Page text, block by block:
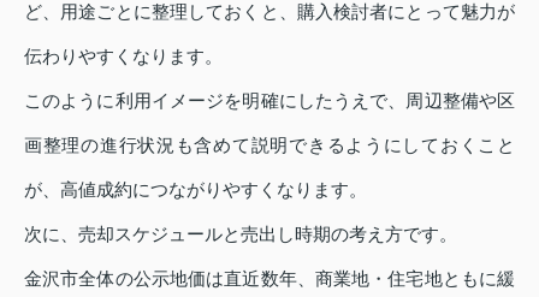
ど、用途ごとに整理しておくと、購入検討者にとって魅力が
伝わりやすくなります。
このように利用イメージを明確にしたうえで、周辺整備や区
画整理の進行状況も含めて説明できるようにしておくこと
が、高値成約につながりやすくなります。
次に、売却スケジュールと売出し時期の考え方です。
金沢市全体の公示地価は直近数年、商業地・住宅地ともに緩